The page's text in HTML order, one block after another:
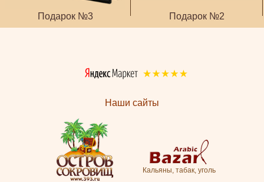
Подарок №3 Подарок №2
Наши сайты
Кальяны, табак, уголь